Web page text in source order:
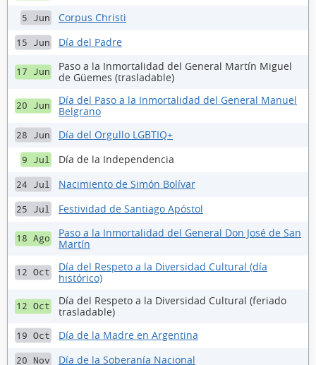
5 Jun Corpus Christi
15 Jun Día del Padre
17 Jun
Paso a la Inmortalidad del General Martín Miguel
de Güemes (trasladable)
20 Jun
Día del Paso a la Inmortalidad del General Manuel
Belgrano
28 Jun Día del Orgullo LGBTIQ+
9 Jul Día de la Independencia
24 Jul Nacimiento de Simón Bolívar
25 Jul Festividad de Santiago Apóstol
18 Ago
Paso a la Inmortalidad del General Don José de San
Martín
12 Oct
Día del Respeto a la Diversidad Cultural (día
histórico)
12 Oct
Día del Respeto a la Diversidad Cultural (feriado
trasladable)
19 Oct Día de la Madre en Argentina
20 Nov Día de la Soberanía Nacional